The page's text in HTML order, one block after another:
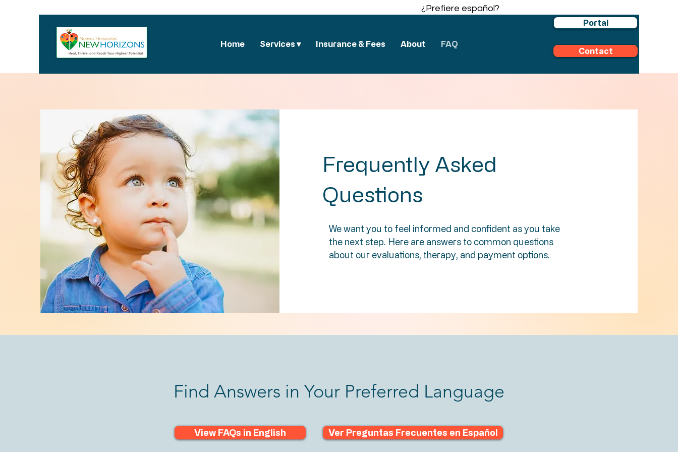
Portal
Contact
¿Prefiere español?
Home Services ▾ Insurance & Fees About FAQ
Frequently Asked
Questions
We want you to feel informed and confident as you take
the next step. Here are answers to common questions
about our evaluations, therapy, and payment options.
Find Answers in Your Preferred Language
View FAQs in English Ver Preguntas Frecuentes en Español